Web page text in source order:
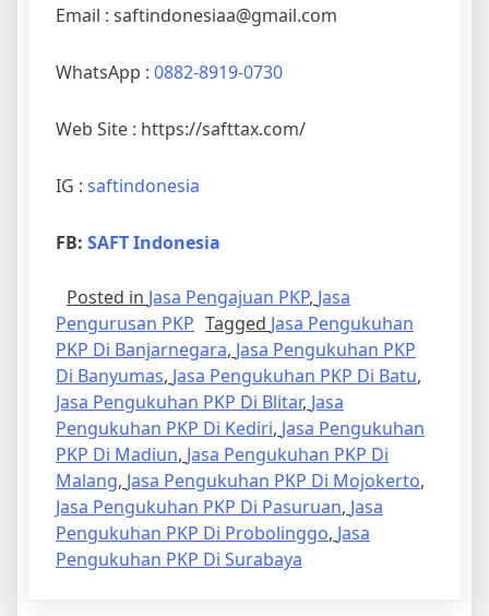
Email : saftindonesiaa@gmail.com
WhatsApp : 0882-8919-0730
Web Site : https://safttax.com/
IG : saftindonesia
FB: SAFT Indonesia
Posted in Jasa Pengajuan PKP, Jasa
Pengurusan PKP Tagged Jasa Pengukuhan
PKP Di Banjarnegara, Jasa Pengukuhan PKP
Di Banyumas, Jasa Pengukuhan PKP Di Batu,
Jasa Pengukuhan PKP Di Blitar, Jasa
Pengukuhan PKP Di Kediri, Jasa Pengukuhan
PKP Di Madiun, Jasa Pengukuhan PKP Di
Malang, Jasa Pengukuhan PKP Di Mojokerto,
Jasa Pengukuhan PKP Di Pasuruan, Jasa
Pengukuhan PKP Di Probolinggo, Jasa
Pengukuhan PKP Di Surabaya